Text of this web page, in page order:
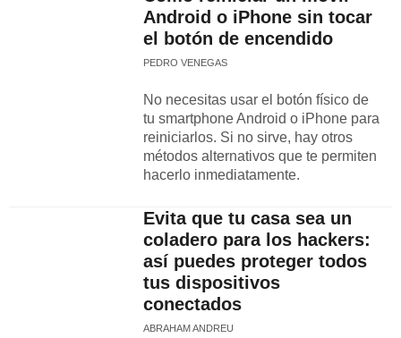
Android o iPhone sin tocar
el botón de encendido
PEDRO VENEGAS
No necesitas usar el botón físico de
tu smartphone Android o iPhone para
reiniciarlos. Si no sirve, hay otros
métodos alternativos que te permiten
hacerlo inmediatamente.
Evita que tu casa sea un
coladero para los hackers:
así puedes proteger todos
tus dispositivos
conectados
ABRAHAM ANDREU